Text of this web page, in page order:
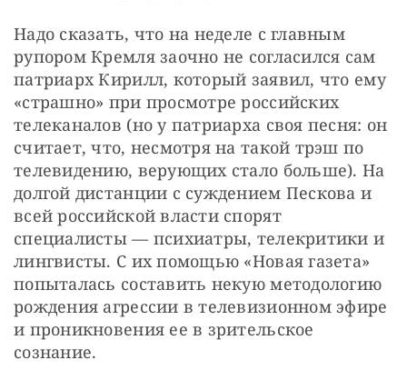
Надо сказать, что на неделе с главным
рупором Кремля заочно не согласился сам
патриарх Кирилл, который заявил, что ему
«страшно» при просмотре российских
телеканалов (но у патриарха своя песня: он
считает, что, несмотря на такой трэш по
телевидению, верующих стало больше). На
долгой дистанции с суждением Пескова и
всей российской власти спорят
специалисты — психиатры, телекритики и
лингвисты. С их помощью «Новая газета»
попыталась составить некую методологию
рождения агрессии в телевизионном эфире
и проникновения ее в зрительское
сознание.